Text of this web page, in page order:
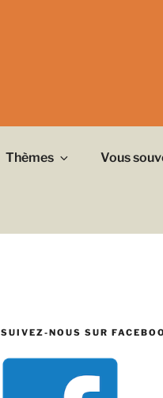
Thèmes Vous
SUIVEZ-NOUS SUR